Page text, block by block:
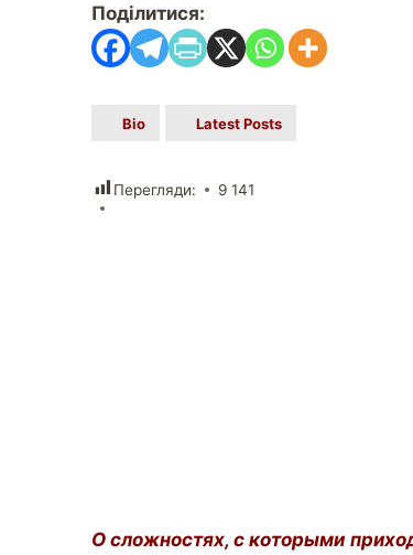
Поділитися:
Bio Latest Posts
Перегляди: 9 141
О сложностях, с которыми